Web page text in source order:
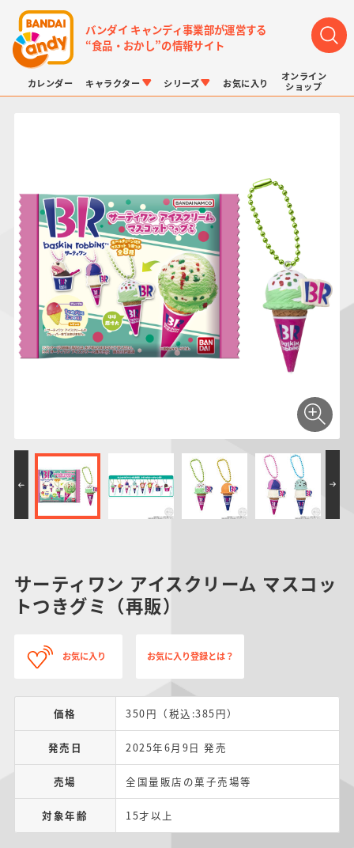
バンダイ キャンディ事業部が運営する
“食品・おかし”の情報サイト
カレンダー キャラクター
LINK TRAVELERS
PROJECT R.E.D.・
プリキュアシリーズ
ポケットモンスター
ドラゴンボール
アンパンマン
サンリオキャラクタ
シリーズ
チョコボックス
つりグミ
チョコサプ
SMPシリーズ
ポケモンキッズ
ポケモンスケールワ
キャラデコ わ
お気に入り
オンライン
ショップ
サーティワン アイスクリーム マスコッ
トつきグミ（再販）
お気に入り お気に入り登録とは？
価格 350円（税込:385円）
発売日 2025年6月9日 発売
売場 全国量販店の菓子売場等
対象年齢 15才以上